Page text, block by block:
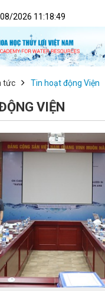
2026 11:18:49
tức Tin hoạt động Viện
VIỆN